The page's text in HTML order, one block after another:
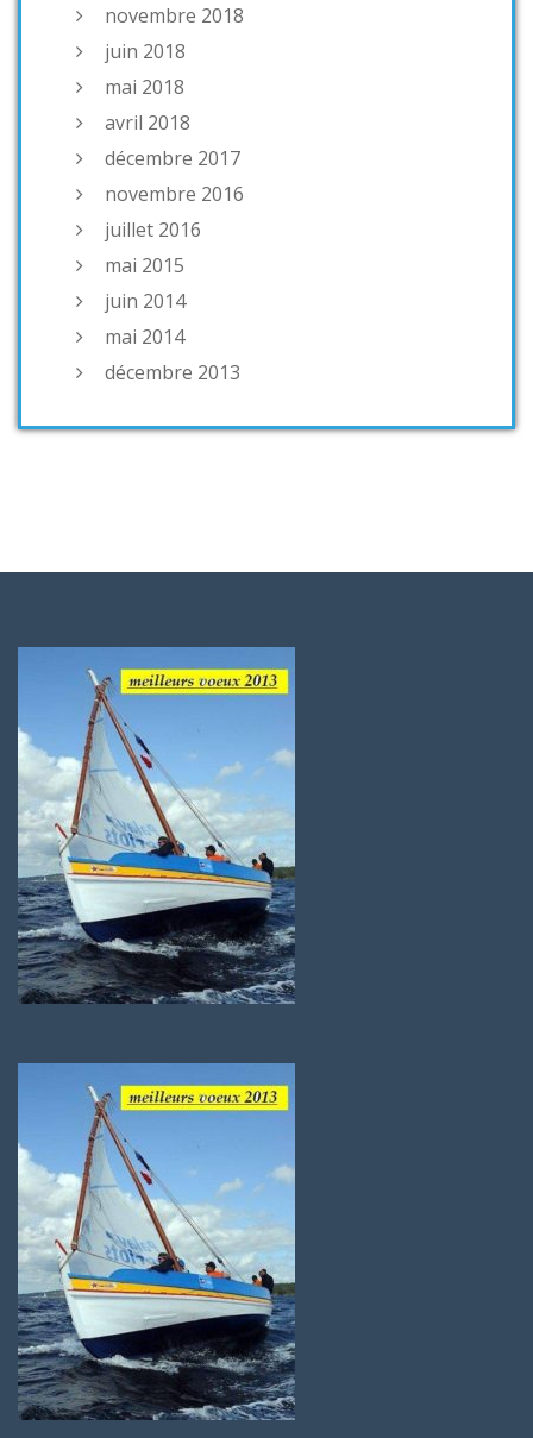
novembre 2018
juin 2018
mai 2018
avril 2018
décembre 2017
novembre 2016
juillet 2016
mai 2015
juin 2014
mai 2014
décembre 2013